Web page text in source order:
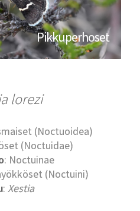
Pikkuperhoset
lorezi
(Noctuoidea)
(Noctuidae)
: Noctuinae
(Noctuini)
: Xestia